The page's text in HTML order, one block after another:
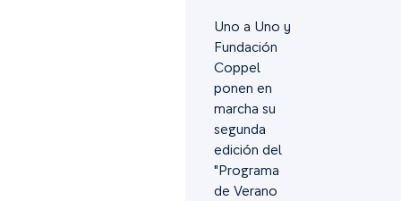
Uno a Uno y
Fundación
Coppel
ponen en
marcha su
segunda
edición del
"Programa
de Verano